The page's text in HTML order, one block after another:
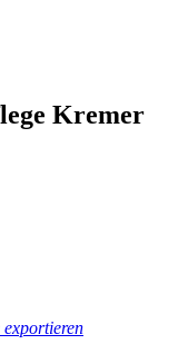
Kremer
exportieren